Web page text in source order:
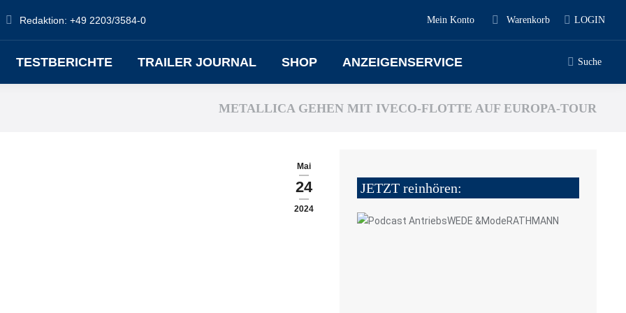
Redaktion: +49 2203/3584-0 Mein Konto Warenkorb LOGIN
TESTBERICHTE TRAILER JOURNAL SHOP ANZEIGENSERVICE Suche
METALLICA GEHEN MIT IVECO-FLOTTE AUF EUROPA-TOUR
Mai
24
2024
JETZT reinhören: